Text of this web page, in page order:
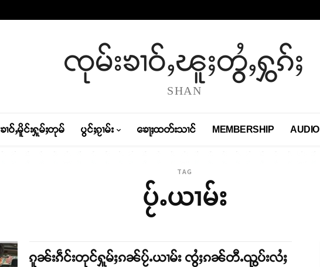
ၸုမ်းၶၢဝ်ႇၽူႈတွႆႇႁွၵ်ႈ
SHAN
ၶၢဝ်ႇမိူင်းႁူမ်ႈတုမ် ပွင်ႈၵႂၢမ်း ၶေႃႈထတ်းသၢင် MEMBERSHIP AUDIO
TAG
ပႂ်ႉယၢမ်း
ၵူၼ်းၵဵင်းတုင်ႁူမ်ႈၵၼ်ပႂ်ႉယၢမ်း ၸွႆႈၵၼ်တီႉၺွပ်းလႆႈ